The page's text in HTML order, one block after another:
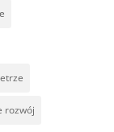
rozwój